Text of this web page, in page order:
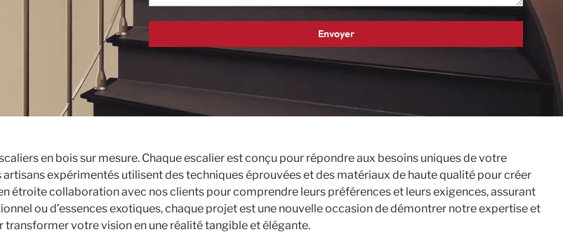
en bois sur mesure. Chaque escalier est conçu pour répondre aux besoins uniques de votre
expérimentés utilisent des techniques éprouvées et des matériaux de haute qualité pour créer
étroite collaboration avec nos clients pour comprendre leurs préférences et leurs exigences, assurant
ou d’essences exotiques, chaque projet est une nouvelle occasion de démontrer notre expertise et
votre vision en une réalité tangible et élégante.